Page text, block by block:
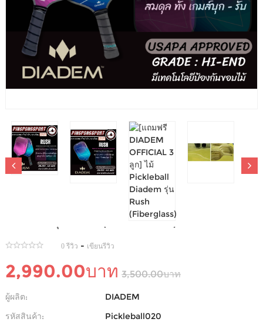
[แถมฟรี DIADEM OFFICIAL 3 ลูก] ไม้ PICKLEBALL
DIADEM รุ่น RUSH (FIBERGLASS)
0 รีวิว - เขียนรีวิว
2,990.00บาท 3,500.00บาท
ผู้ผลิต:
DIADEM
รหัสสินค้า:
Pickleball020